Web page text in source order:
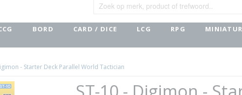
BORD CARD / DICE LCG RPG
- Starter Deck Parallel World Tactician